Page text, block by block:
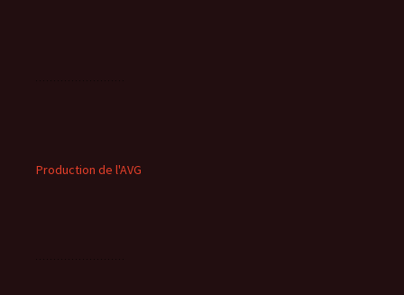
Production de l'AVG